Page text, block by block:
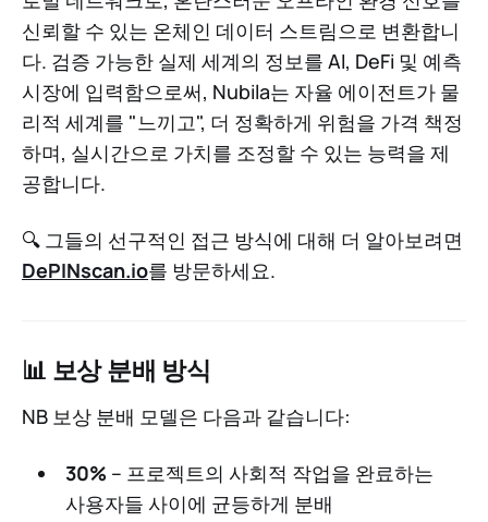
신뢰할 수 있는 온체인 데이터 스트림으로 변환합니
다. 검증 가능한 실제 세계의 정보를 AI, DeFi 및 예측
시장에 입력함으로써, Nubila는 자율 에이전트가 물
리적 세계를 "느끼고", 더 정확하게 위험을 가격 책정
하며, 실시간으로 가치를 조정할 수 있는 능력을 제
공합니다.
🔍 그들의 선구적인 접근 방식에 대해 더 알아보려면
DePINscan.io를 방문하세요.
📊 보상 분배 방식
NB 보상 분배 모델은 다음과 같습니다:
30% – 프로젝트의 사회적 작업을 완료하는
사용자들 사이에 균등하게 분배